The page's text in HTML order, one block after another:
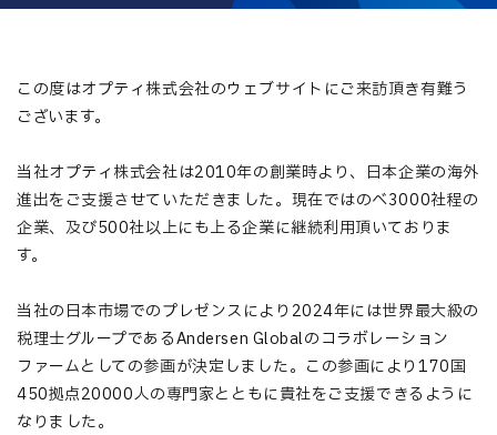
この度はオプティ株式会社のウェブサイトにご来訪頂き有難う
ございます。
当社オプティ株式会社は2010年の創業時より、日本企業の海外
進出をご支援させていただきました。現在ではのべ3000社程の
企業、及び500社以上にも上る企業に継続利用頂いておりま
す。
当社の日本市場でのプレゼンスにより2024年には世界最大級の
税理士グループであるAndersen Globalのコラボレーション
ファームとしての参画が決定しました。この参画により170国
450拠点20000人の専門家とともに貴社をご支援できるように
なりました。